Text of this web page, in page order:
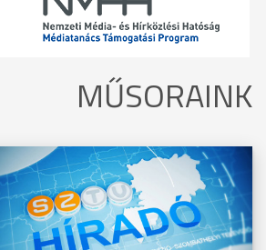
MŰSORAINK